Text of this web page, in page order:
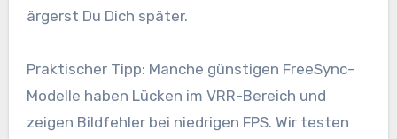
ärgerst Du Dich später.
Praktischer Tipp: Manche günstigen FreeSync-
Modelle haben Lücken im VRR-Bereich und
zeigen Bildfehler bei niedrigen FPS. Wir testen